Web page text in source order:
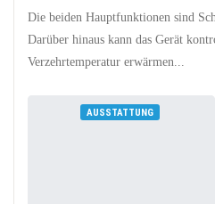
Die beiden Hauptfunktionen sind
Darüber hinaus kann das Gerät
Verzehrtemperatur erwärmen...
AUSSTATTUNG